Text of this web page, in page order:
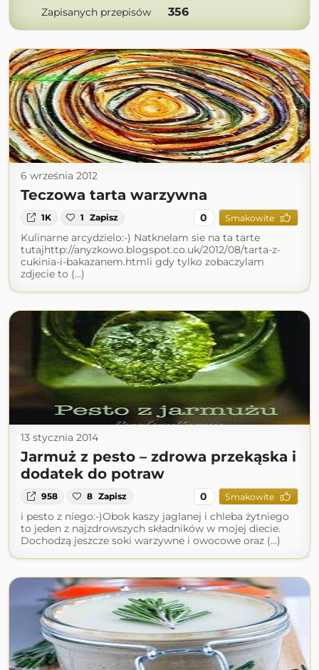
Zapisanych przepisów 356
6 września 2012
Teczowa tarta warzywna
1K 1 Zapisz 0 Smakowite
Kulinarne arcydzielo:-) Natknelam sie na ta tarte
tutajhttp://anyzkowo.blogspot.co.uk/2012/08/tarta-z-
cukinia-i-bakazanem.htmli gdy tylko zobaczylam
zdjecie to (...)
13 stycznia 2014
Jarmuż z pesto – zdrowa przekąska i
dodatek do potraw
958 8 Zapisz 0 Smakowite
i pesto z niego:-)Obok kaszy jaglanej i chleba żytniego
to jeden z najzdrowszych składników w mojej diecie.
Dochodzą jeszcze soki warzywne i owocowe oraz (...)